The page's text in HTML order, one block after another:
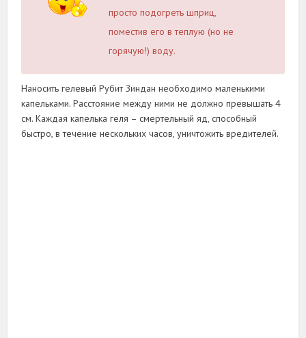
просто подогреть шприц,
поместив его в теплую (но не
горячую!) воду.
Наносить гелевый Рубит Зиндан необходимо маленькими
капельками. Расстояние между ними не должно превышать 4
см. Каждая капелька геля – смертельный яд, способный
быстро, в течение нескольких часов, уничтожить вредителей.